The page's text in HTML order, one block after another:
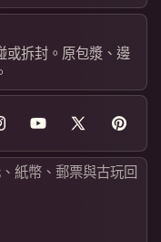
或拆封。原包漿、邊
YouTube
X
(Twitter)
紙幣、郵票與古玩回